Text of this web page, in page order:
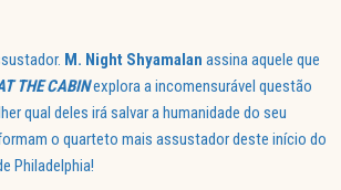
M. Night Shyamalan assina aquele que
THE CABINexplora a incomensurável questão
qual deles irá salvar a humanidade do seu
o quarteto mais assustador deste início do
Philadelphia!